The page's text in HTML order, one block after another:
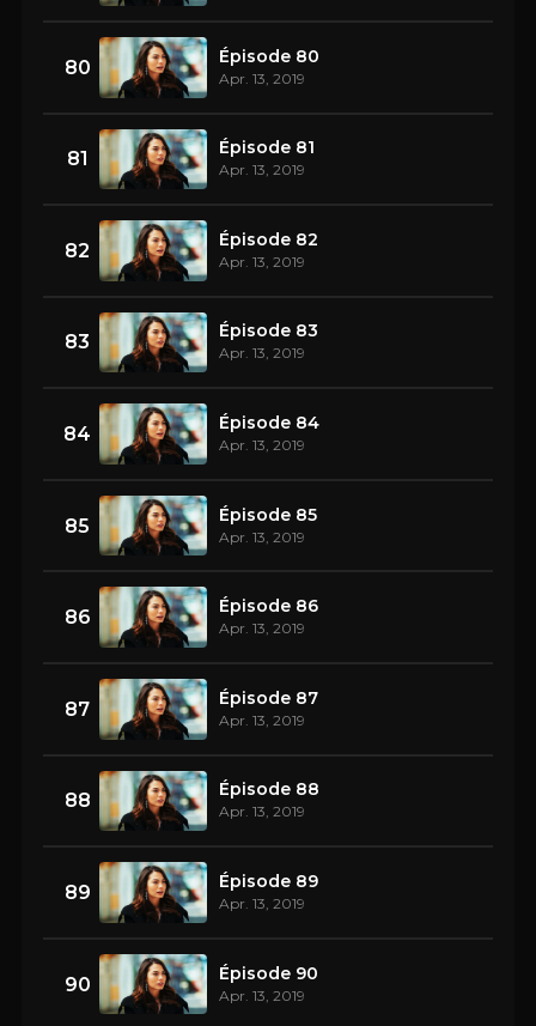
80 Épisode 80
Apr. 13, 2019
81 Épisode 81
Apr. 13, 2019
82 Épisode 82
Apr. 13, 2019
83 Épisode 83
Apr. 13, 2019
84 Épisode 84
Apr. 13, 2019
85 Épisode 85
Apr. 13, 2019
86 Épisode 86
Apr. 13, 2019
87 Épisode 87
Apr. 13, 2019
88 Épisode 88
Apr. 13, 2019
89 Épisode 89
Apr. 13, 2019
90 Épisode 90
Apr. 13, 2019